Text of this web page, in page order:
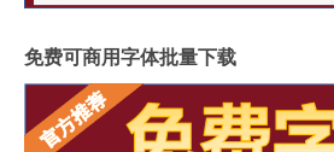
免费可商用字体批量下载